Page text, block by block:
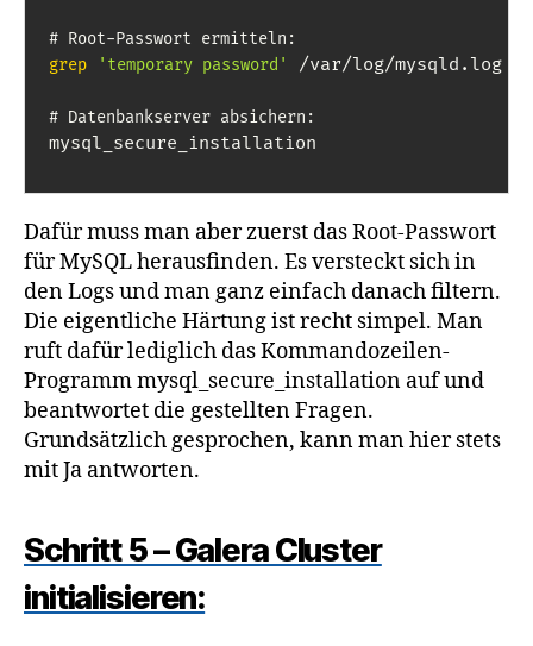
# Root-Passwort ermitteln:
grep
'temporary password' /var/log/mysqld.log
# Datenbankserver absichern:
mysql_secure_installation
Dafür muss man aber zuerst das Root-Passwort
für MySQL herausfinden. Es versteckt sich in
den Logs und man ganz einfach danach filtern.
Die eigentliche Härtung ist recht simpel. Man
ruft dafür lediglich das Kommandozeilen-
Programm mysql_secure_installation auf und
beantwortet die gestellten Fragen.
Grundsätzlich gesprochen, kann man hier stets
mit Ja antworten.
Schritt 5 – Galera Cluster
initialisieren: